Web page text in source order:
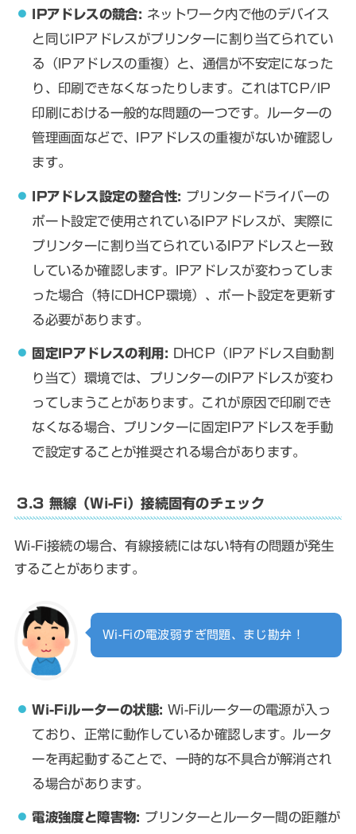
IPアドレスの競合: ネットワーク内で他のデバイス
と同じIPアドレスがプリンターに割り当てられてい
る（IPアドレスの重複）と、通信が不安定になった
り、印刷できなくなったりします。これはTCP/IP
印刷における一般的な問題の一つです。ルーターの
管理画面などで、IPアドレスの重複がないか確認し
ます。
IPアドレス設定の整合性: プリンタードライバーの
ポート設定で使用されているIPアドレスが、実際に
プリンターに割り当てられているIPアドレスと一致
しているか確認します。IPアドレスが変わってしま
った場合（特にDHCP環境）、ポート設定を更新す
る必要があります。
固定IPアドレスの利用: DHCP（IPアドレス自動割
り当て）環境では、プリンターのIPアドレスが変わ
ってしまうことがあります。これが原因で印刷でき
なくなる場合、プリンターに固定IPアドレスを手動
で設定することが推奨される場合があります。
3.3 無線（Wi-Fi）接続固有のチェック
Wi-Fi接続の場合、有線接続にはない特有の問題が発生
することがあります。
Wi-Fiの電波弱すぎ問題、まじ勘弁！
Wi-Fiルーターの状態: Wi-Fiルーターの電源が入っ
ており、正常に動作しているか確認します。ルータ
ーを再起動することで、一時的な不具合が解消され
る場合があります。
電波強度と障害物: プリンターとルーター間の距離が